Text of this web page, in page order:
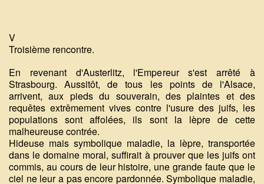
V
Troisième rencontre.
En revenant d'Austerlitz, l'Empereur s'est arrêté à
Strasbourg. Aussitôt, de tous les points de l'Alsace,
arrivent, aux pieds du souverain, des plaintes et des
requêtes extrêmement vives contre l'usure des juifs, les
populations sont affolées, ils sont la lèpre de cette
malheureuse contrée.
Hideuse mais symbolique maladie, la lèpre, transportée
dans le domaine moral, suffirait à prouver que les juifs ont
commis, au cours de leur histoire, une grande faute que le
ciel ne leur a pas encore pardonnée. Symbolique maladie,